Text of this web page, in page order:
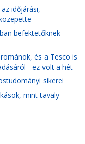
időjárási,
befektetőknek
és a Tesco is
- ez volt a hét
sikerei
mint tavaly